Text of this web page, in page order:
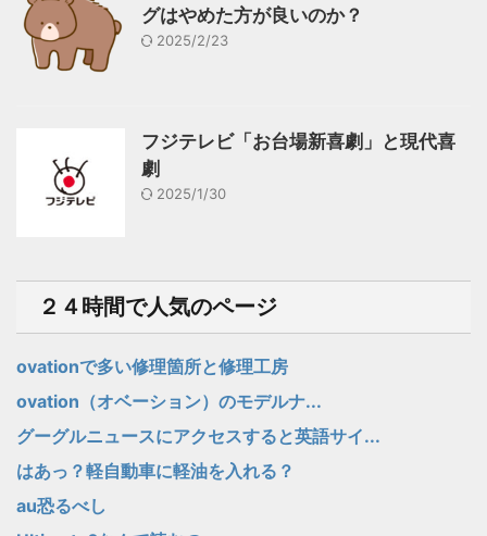
グはやめた方が良いのか？
2025/2/23
フジテレビ「お台場新喜劇」と現代喜
劇
2025/1/30
２４時間で人気のページ
ovationで多い修理箇所と修理工房
ovation（オベーション）のモデルナ...
グーグルニュースにアクセスすると英語サイ...
はあっ？軽自動車に軽油を入れる？
au恐るべし